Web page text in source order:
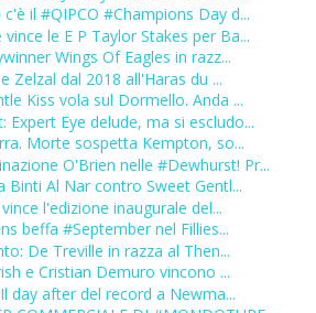
il #QIPCO #Champions Day d...
le E P Taylor Stakes per Ba...
Wings Of Eagles in razz...
Zelzal dal 2018 all'Haras du ...
Kiss vola sul Dormello. Anda ...
Expert Eye delude, ma si escludo...
Morte sospetta Kempton, so...
O'Brien nelle #Dewhurst! Pr...
Binti Al Nar contro Sweet Gentl...
l'edizione inaugurale del...
beffa #September nel Fillies...
De Treville in razza al Then...
e Cristian Demuro vincono ...
day after del record a Newma...